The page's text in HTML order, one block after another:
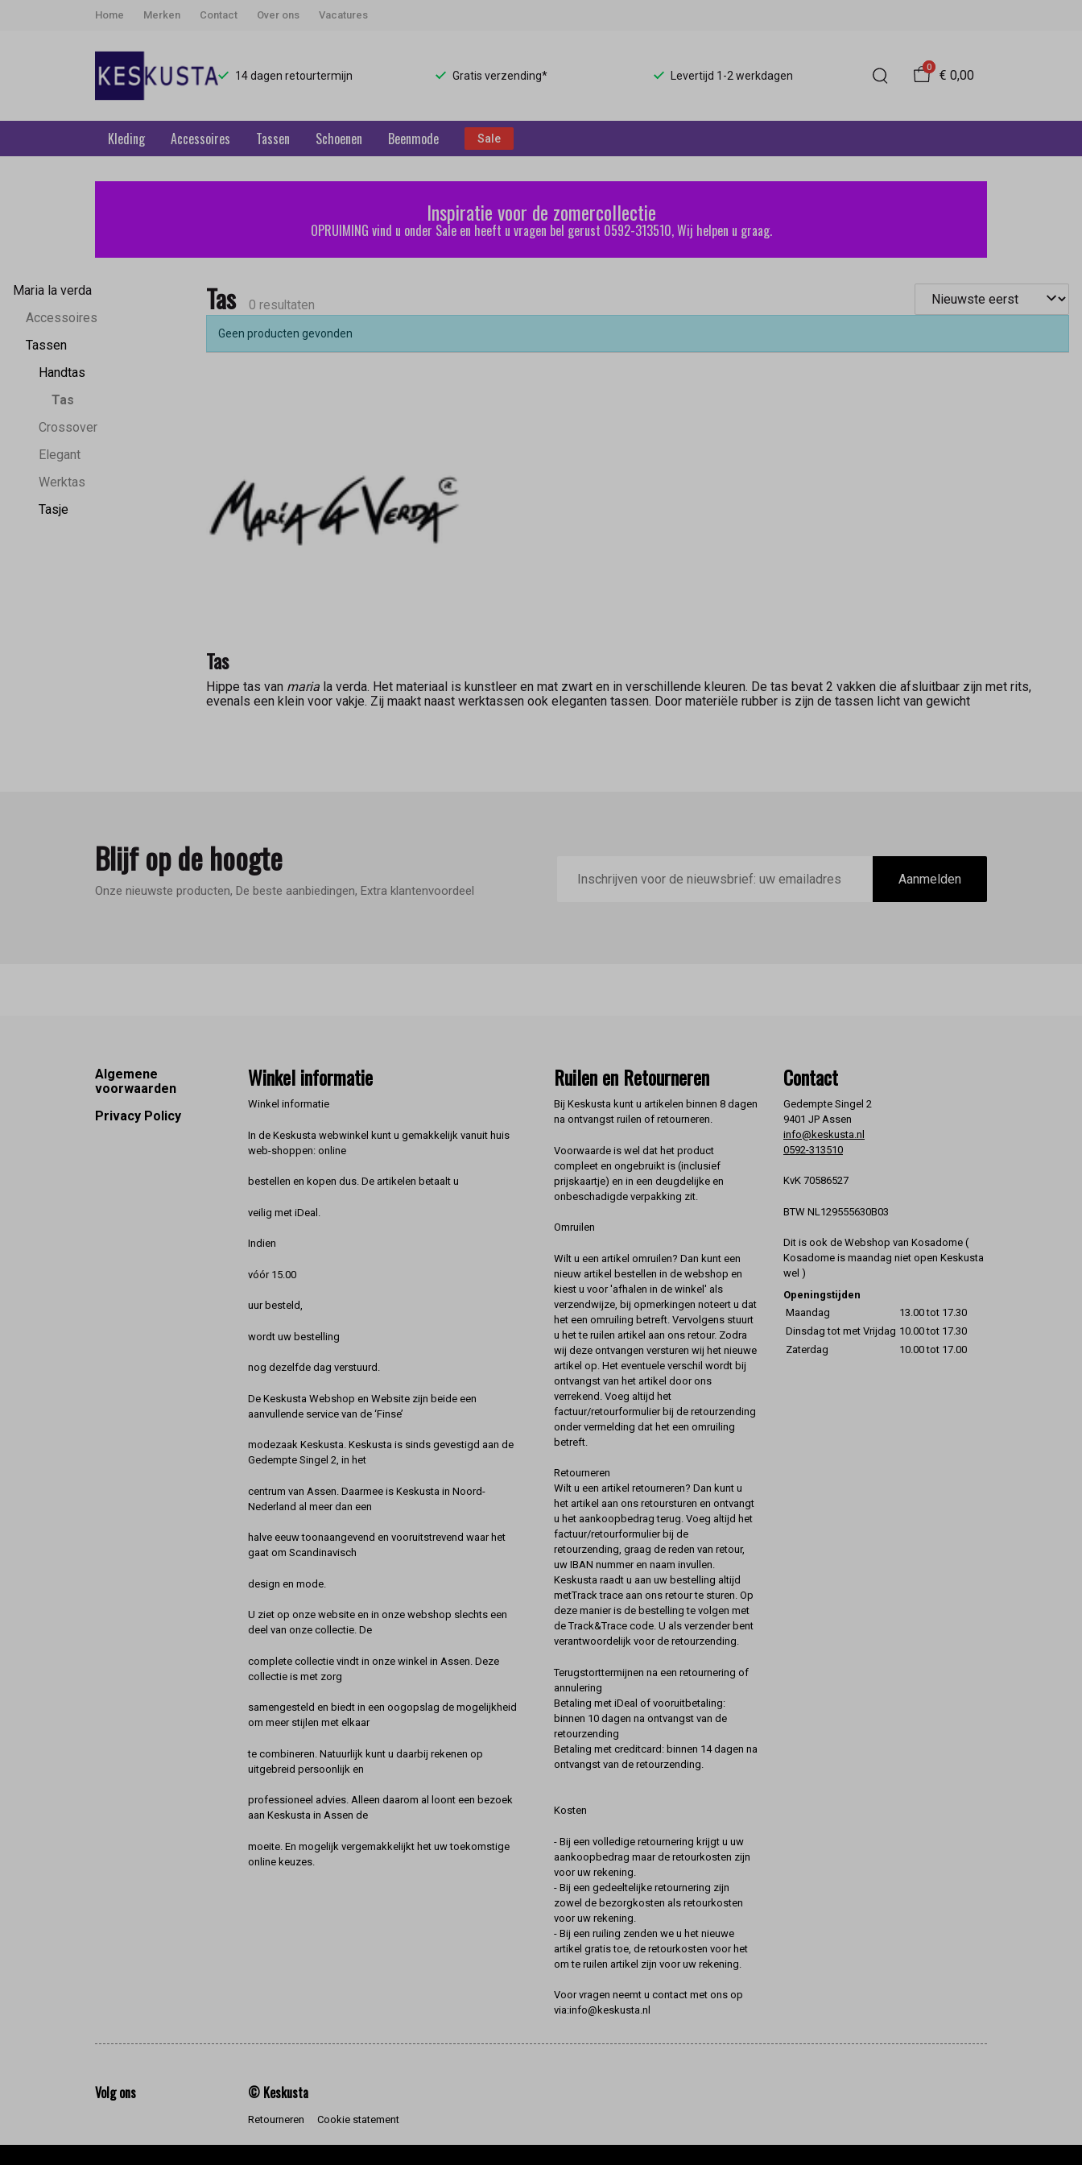
Home Merken Contact Over ons Vacatures
14 dagen retourtermijn Gratis verzending* Levertijd 1-2 werkdagen
0
€ 0,00
Kleding Accessoires Tassen Schoenen Beenmode Sale
Tas
Keskusta
Inspiratie voor de zomercollectie
OPRUIMING vind u onder Sale en heeft u vragen bel gerust 0592-313510, Wij helpen u graag.
Maria la verda
Accessoires
Tassen
Handtas
Tas
Crossover
Elegant
Werktas
Tasje
Tas 0 resultaten
Geen producten gevonden
Tas
Hippe tas van maria la verda. Het materiaal is kunstleer en mat zwart en in verschillende kleuren. De tas bevat 2 vakken die afsluitbaar zijn met rits,
evenals een klein voor vakje. Zij maakt naast werktassen ook eleganten tassen. Door materiële rubber is zijn de tassen licht van gewicht
Blijf op de hoogte
Onze nieuwste producten, De beste aanbiedingen, Extra klantenvoordeel
mailadres
Aanmelden
Footer
Algemene
voorwaarden
Privacy Policy
Winkel informatie
Winkel informatie
In de Keskusta webwinkel kunt u gemakkelijk vanuit huis
web-shoppen: online
bestellen en kopen dus. De artikelen betaalt u
veilig met iDeal.
Indien
vóór 15.00
uur besteld,
wordt uw bestelling
nog dezelfde dag verstuurd.
De Keskusta Webshop en Website zijn beide een
aanvullende service van de ‘Finse’
modezaak Keskusta. Keskusta is sinds gevestigd aan de
Gedempte Singel 2, in het
centrum van Assen. Daarmee is Keskusta in Noord-
Nederland al meer dan een
halve eeuw toonaangevend en vooruitstrevend waar het
gaat om Scandinavisch
design en mode.
U ziet op onze website en in onze webshop slechts een
deel van onze collectie. De
complete collectie vindt in onze winkel in Assen. Deze
collectie is met zorg
samengesteld en biedt in een oogopslag de mogelijkheid
om meer stijlen met elkaar
te combineren. Natuurlijk kunt u daarbij rekenen op
uitgebreid persoonlijk en
professioneel advies. Alleen daarom al loont een bezoek
aan Keskusta in Assen de
moeite. En mogelijk vergemakkelijkt het uw toekomstige
online keuzes.
Ruilen en Retourneren
Bij Keskusta kunt u artikelen binnen 8 dagen
na ontvangst ruilen of retourneren.
Voorwaarde is wel dat het product
compleet en ongebruikt is (inclusief
prijskaartje) en in een deugdelijke en
onbeschadigde verpakking zit.
Omruilen
Wilt u een artikel omruilen? Dan kunt een
nieuw artikel bestellen in de webshop en
kiest u voor 'afhalen in de winkel' als
verzendwijze, bij opmerkingen noteert u dat
het een omruiling betreft. Vervolgens stuurt
u het te ruilen artikel aan ons retour. Zodra
wij deze ontvangen versturen wij het nieuwe
artikel op. Het eventuele verschil wordt bij
ontvangst van het artikel door ons
verrekend. Voeg altijd het
factuur/retourformulier bij de retourzending
onder vermelding dat het een omruiling
betreft.
Retourneren
Wilt u een artikel retourneren? Dan kunt u
het artikel aan ons retoursturen en ontvangt
u het aankoopbedrag terug. Voeg altijd het
factuur/retourformulier bij de
retourzending, graag de reden van retour,
uw IBAN nummer en naam invullen.
Keskusta raadt u aan uw bestelling altijd
metTrack trace aan ons retour te sturen. Op
deze manier is de bestelling te volgen met
de Track&Trace code. U als verzender bent
verantwoordelijk voor de retourzending.
Terugstorttermijnen na een retournering of
annulering
Betaling met iDeal of vooruitbetaling:
binnen 10 dagen na ontvangst van de
retourzending
Betaling met creditcard: binnen 14 dagen na
ontvangst van de retourzending.
Kosten
- Bij een volledige retournering krijgt u uw
aankoopbedrag maar de retourkosten zijn
voor uw rekening.
- Bij een gedeeltelijke retournering zijn
zowel de bezorgkosten als retourkosten
voor uw rekening.
- Bij een ruiling zenden we u het nieuwe
artikel gratis toe, de retourkosten voor het
om te ruilen artikel zijn voor uw rekening.
Voor vragen neemt u contact met ons op
via:info@keskusta.nl
Contact
Gedempte Singel 2
9401 JP Assen
info@keskusta.nl
0592-313510
KvK 70586527
BTW NL129555630B03
Dit is ook de Webshop van Kosadome (
Kosadome is maandag niet open Keskusta
wel )
Openingstijden
Maandag
13.00 tot 17.30
Dinsdag tot met Vrijdag 10.00 tot 17.30
Zaterdag
10.00 tot 17.00
Volg ons © Keskusta
Retourneren Cookie statement